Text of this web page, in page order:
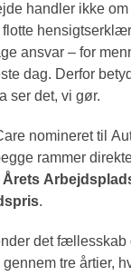
handler ikke
ansvar – for
dag. Derfor
ser det, vi gør.
nomineret til
rammer
Årets
.
det fællesskab
tre årtier,